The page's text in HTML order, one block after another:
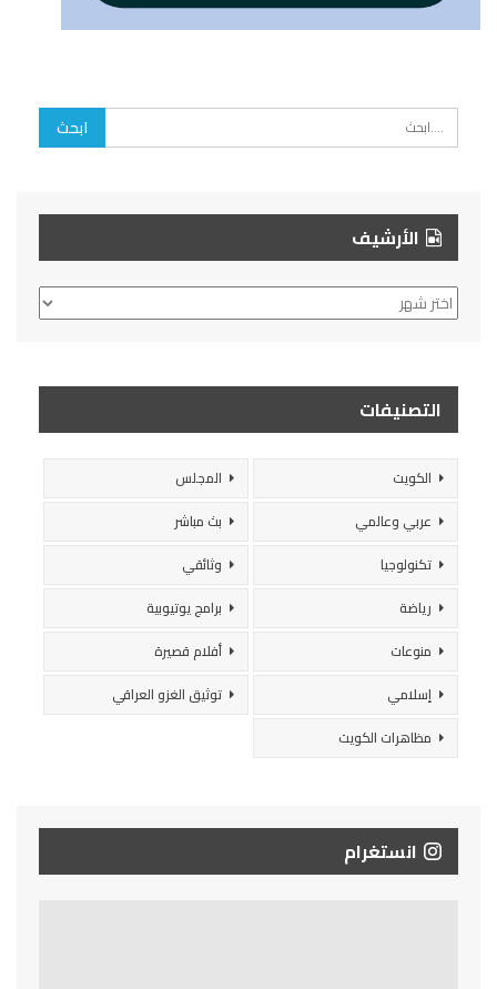
الأرشيف
الأرشيف
التصنيفات
الكويت
المجلس
عربي وعالمي
بث مباشر
تكنولوجيا
وثائقي
رياضة
برامج يوتيوبية
منوعات
أفلام قصيرة
إسلامي
توثيق الغزو العراقي
مظاهرات الكويت
انستغرام